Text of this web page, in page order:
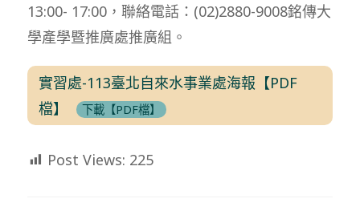
13:00- 17:00，聯絡電話：(02)2880-9008銘傳大
學產學暨推廣處推廣組。
實習處-113臺北自來水事業處海報【PDF
檔】
下載【PDF檔】
Post Views: 225